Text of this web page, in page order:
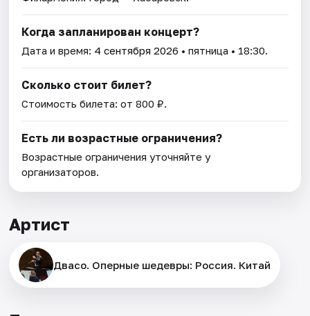
Когда запланирован концерт?
Дата и время: 4 сентября 2026 • пятница • 18:30.
Сколько стоит билет?
Стоимость билета: от 800 ₽.
Есть ли возрастные ограничения?
Возрастные ограничения уточняйте у
организаторов.
Артист
Двасо. Оперные шедевры: Россия. Китай